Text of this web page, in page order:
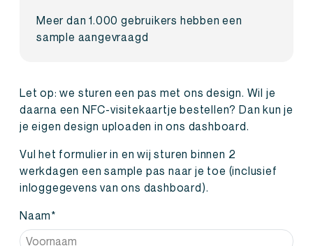
Meer dan 1.000 gebruikers hebben een
sample aangevraagd
Let op: we sturen een pas met ons design. Wil je
daarna een NFC-visitekaartje bestellen? Dan kun je
je eigen design uploaden in ons dashboard.
Vul het formulier in en wij sturen binnen 2
werkdagen een sample pas naar je toe (inclusief
inloggegevens van ons dashboard).
Naam*